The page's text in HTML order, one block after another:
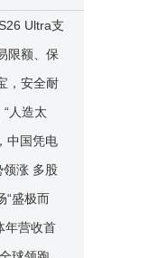
Ultra支
限额、保
，安全耐
人造太
中国凭电
领涨 多股
“盛极而
年营收首